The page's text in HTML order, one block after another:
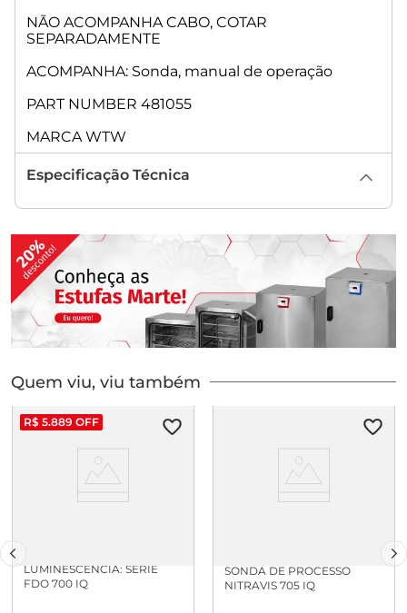
NÃO ACOMPANHA CABO, COTAR
SEPARADAMENTE
ACOMPANHA: Sonda, manual de operação
PART NUMBER 481055
MARCA WTW
Especificação Técnica
Quem viu, viu também
R$ 5.889 OFF
LUMINESCENCIA: SERIE
FDO 700 IQ
SONDA DE PROCESSO
NITRAVIS 705 IQ